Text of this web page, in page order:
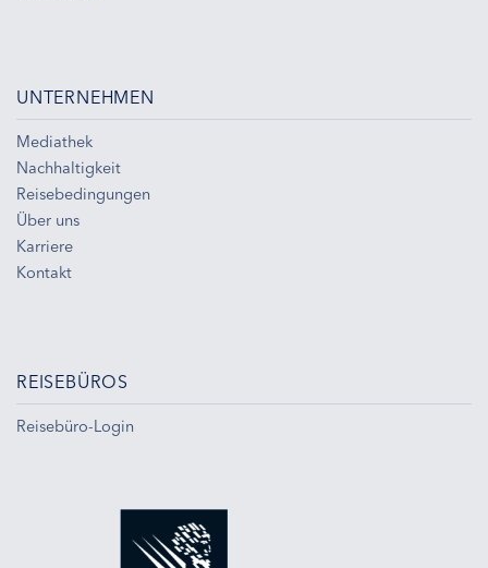
UNTERNEHMEN
Mediathek
Nachhaltigkeit
Reisebedingungen
Über uns
Karriere
Kontakt
REISEBÜROS
Reisebüro-Login